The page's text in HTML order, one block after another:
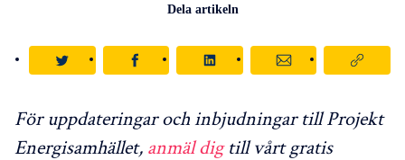
Dela artikeln
För uppdateringar och inbjudningar till Projekt
Energisamhället, anmäl digtill vårt gratis